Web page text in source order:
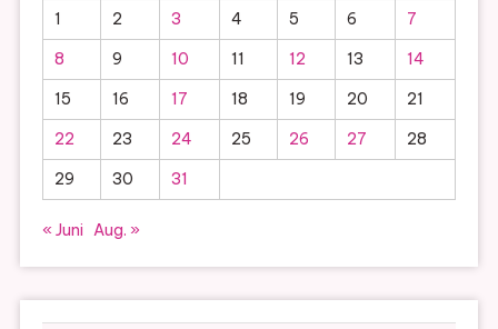
1
2 3 4 5 6
7
8
9 10 11 12 13
14
15
16 17 18 19 20
21
22
23 24 25 26 27
28
29
30 31
« Juni Aug. »